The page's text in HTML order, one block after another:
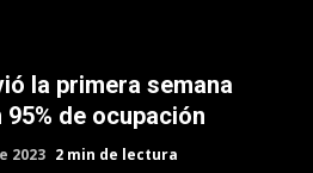
la primera semana
de ocupación
2023 2 min de lectura